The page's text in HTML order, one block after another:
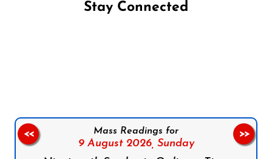
Stay Connected
Mass Readings for
9 August 2026, Sunday
<< >>